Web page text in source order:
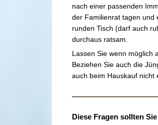
nach einer passenden
der Familienrat tagen und
runden Tisch (darf auch
durchaus ratsam.
Lassen Sie wenn möglich
Beziehen Sie auch die
auch beim Hauskauf nicht
Diese Fragen sollten